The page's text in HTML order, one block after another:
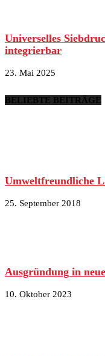
Universelles
integrierbar
23. Mai 2025
BELIEBTE BEITRÄGE
Umweltfreundliche
25. September 2018
Ausgründung in
10. Oktober 2023